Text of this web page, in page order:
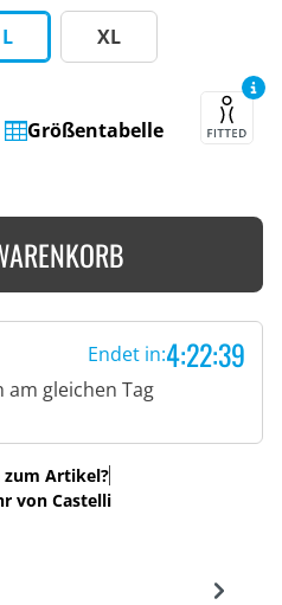
L XL
Größentabelle
am gleichen Tag
Endet in:4:22:38
zum Artikel?
von Castelli